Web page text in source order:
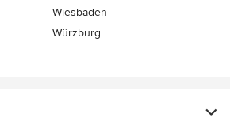
Wiesbaden
Würzburg